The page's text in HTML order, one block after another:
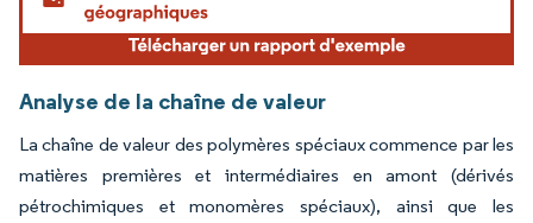
Analyse de la chaîne de valeur
La chaîne de valeur des polymères spéciaux commence par les
matières premières et intermédiaires en amont (dérivés
pétrochimiques et monomères spéciaux), ainsi que les